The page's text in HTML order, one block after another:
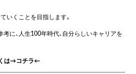
いくことを目指します。
に、人生100年時代、自分らしいキャリアを
は→コチラ←